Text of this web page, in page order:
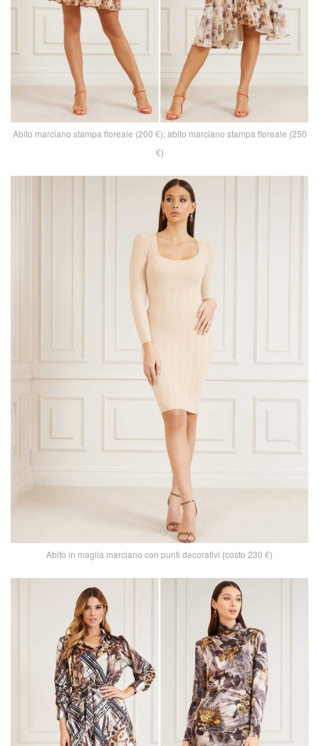
Abito marciano stampa floreale (200 €); abito marciano stampa floreale (250
€)
Abito in maglia marciano con punti decorativi (costo 230 €)